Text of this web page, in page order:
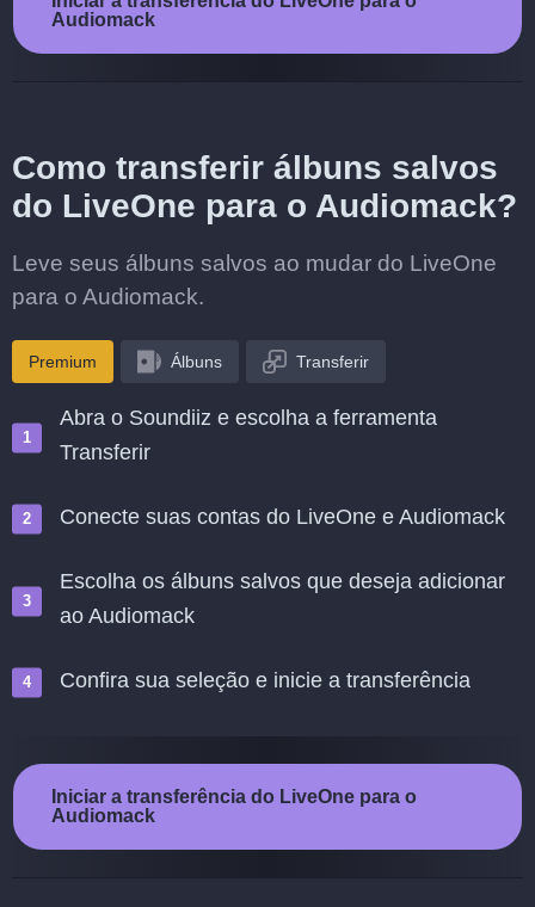
Audiomack
Como transferir álbuns salvos
do LiveOne para o Audiomack?
Leve seus álbuns salvos ao mudar do LiveOne
para o Audiomack.
Premium Álbuns Transferir
Abra o Soundiiz e escolha a ferramenta
Transferir
Conecte suas contas do LiveOne e Audiomack
Escolha os álbuns salvos que deseja adicionar
ao Audiomack
Confira sua seleção e inicie a transferência
Iniciar a transferência do LiveOne para o
Audiomack